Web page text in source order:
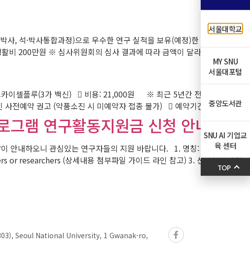
, 석·박사통합과정)으로 우수한 연구 실적을 보유(예정)한 자 – 자세한
비 200만원 ※ 심사위원회의 심사 결과에 따라 금액이 달라질 수 […]
이셀플루(3가 백신)  비용: 21,000원 ※ 최근 5년간 전세계적으로 B
전예약 권고 (약품소진 시 미예약자 접종 불가)  예약기간: […]
램 연구활동지원금 신청 안내
내하오니 관심있는 연구자들의 지원 바랍니다. 1. 명칭: 칭화대학교
researchers (상세내용 첨부파일 가이드 라인 참고) 3. 선발인원: 2명
Seoul National University, 1 Gwanak-ro,
서울대학교
MY SNU
서울대포털
중앙도서관
SNU AI 기업교
육 센터
TOP